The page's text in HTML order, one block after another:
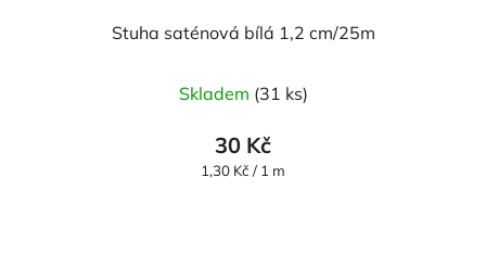
Stuha saténová bílá 1,2 cm/25m
Skladem (31 ks)
30 Kč
Měrná
1,30 Kč / 1 m